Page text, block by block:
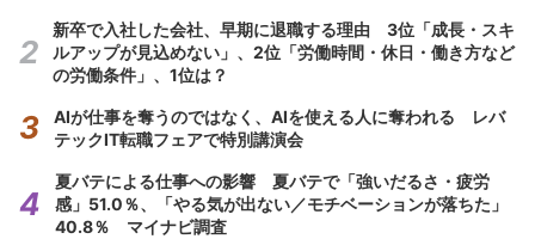
新卒で入社した会社、早期に退職する理由 3位「成長・スキ
ルアップが見込めない」、2位「労働時間・休日・働き方など
の労働条件」、1位は？
AIが仕事を奪うのではなく、AIを使える人に奪われる レバ
テックIT転職フェアで特別講演会
夏バテによる仕事への影響 夏バテで「強いだるさ・疲労
感」51.0％、「やる気が出ない／モチベーションが落ちた」
40.8％ マイナビ調査